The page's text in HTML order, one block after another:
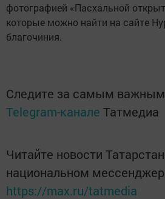
фотографией «Пасхальной
которые можно найти на сайте
благочиния.
Следите за самым
Telegram-канале Татмедиа
Читайте новости
национальном
https://max.ru/tatmedia